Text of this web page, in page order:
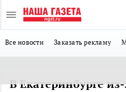
Все новости Заказать рекламу
В Екатеринбурге